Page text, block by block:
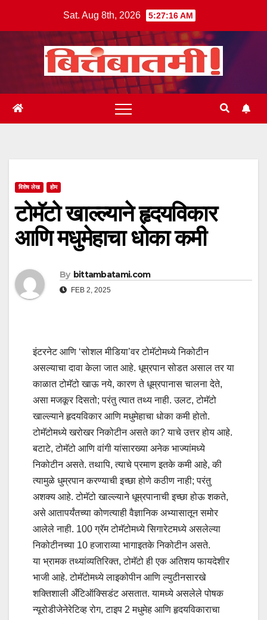
Sat. Aug 8th, 2026 5:27:17 AM
विशेष लेख होम
टोमॅटो खाल्ल्याने हृदयविकार
आणि मधुमेहाचा धोका कमी
By bittambatami.com
FEB 2, 2025
इंटरनेट आणि ‌‘सोशल मीडिया‌’वर टोमॅटोमध्ये निकोटीन
असल्याचा दावा केला जात आहे. धूम्रपान सोडत असाल तर या
काळात टोमॅटो खाऊ नये, कारण ते धूम्रपानास चालना देते,
असा मजकूर दिसतो; परंतु त्यात तथ्य नाही. उलट, टोमॅटो
खाल्ल्याने हृदयविकार आणि मधुमेहाचा धोका कमी होतो.
टोमॅटोमध्ये खरोखर निकोटीन असते का? याचे उत्तर होय आहे.
बटाटे, टोमॅटो आणि वांगी यांसारख्या अनेक भाज्यांमध्ये
निकोटीन असते. तथापि, त्याचे प्रमाण इतके कमी आहे, की
त्यामुळे धुम्रपान करण्याची इच्छा होणे कठीण नाही; परंतु
अशक्य आहे. टोमॅटो खाल्ल्याने धूम्रपानाची इच्छा होऊ शकते,
असे आतापर्यंतच्या कोणत्याही वैज्ञानिक अभ्यासातून समोर
आलेले नाही. 100 ग्रॅम टोमॅटोमध्ये सिगारेटमध्ये असलेल्या
निकोटीनच्या 10 हजाराव्या भागाइतके निकोटीन असते.
या भ्रामक तथ्यांव्यतिरिक्त, टोमॅटो ही एक अतिशय फायदेशीर
भाजी आहे. टोमॅटोमध्ये लाइकोपीन आणि ल्युटीनसारखे
शक्तिशाली अँटिऑक्सिडंट असतात. यामध्ये असलेले पोषक
न्यूरोडीजेनेरेटिव्ह रोग, टाइप 2 मधुमेह आणि हृदयविकाराचा